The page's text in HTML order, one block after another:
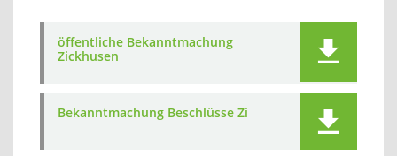
öffentliche Bekanntmachung
Zickhusen
Bekanntmachung Beschlüsse Zi